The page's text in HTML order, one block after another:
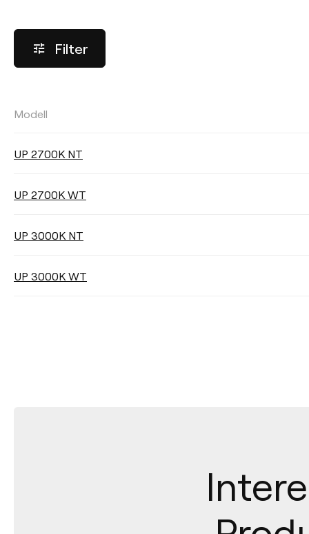
Filter
LICHTSTROM
Wählen
Filter reinigen
Modell
UP 2700K NT
UP 2700K WT
UP 3000K NT
UP 3000K WT